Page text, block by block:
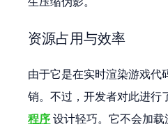
资源占用与效率
由于它是在实时渲染游戏代
销。不过，开发者对此进行
程序 设计轻巧。它不会加